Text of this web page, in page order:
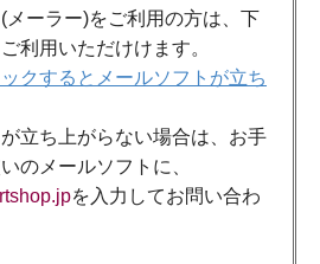
メーラー)をご利用の方は、下
利用いただけけます。
クするとメールソフトが立ち
立ち上がらない場合は、お手
のメールソフトに、
を入力してお問い合わ